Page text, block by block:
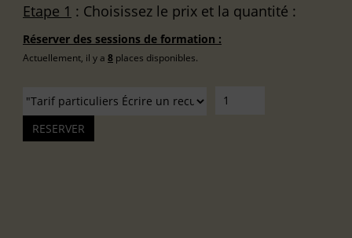
Etape 1 : Choisissez le prix et la quantité :
Réserver des sessions de formation :
Actuellement, il y a 8 places disponibles.